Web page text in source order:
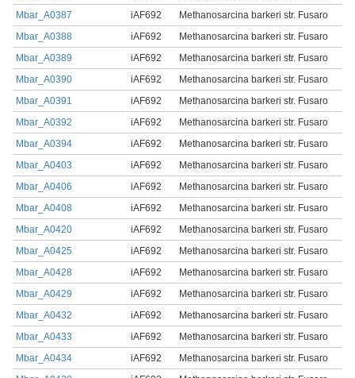
Mbar_A0387
iAF692
Methanosarcina barkeri str. Fusaro
Mbar_A0388
iAF692
Methanosarcina barkeri str. Fusaro
Mbar_A0389
iAF692
Methanosarcina barkeri str. Fusaro
Mbar_A0390
iAF692
Methanosarcina barkeri str. Fusaro
Mbar_A0391
iAF692
Methanosarcina barkeri str. Fusaro
Mbar_A0392
iAF692
Methanosarcina barkeri str. Fusaro
Mbar_A0394
iAF692
Methanosarcina barkeri str. Fusaro
Mbar_A0403
iAF692
Methanosarcina barkeri str. Fusaro
Mbar_A0406
iAF692
Methanosarcina barkeri str. Fusaro
Mbar_A0408
iAF692
Methanosarcina barkeri str. Fusaro
Mbar_A0420
iAF692
Methanosarcina barkeri str. Fusaro
Mbar_A0425
iAF692
Methanosarcina barkeri str. Fusaro
Mbar_A0428
iAF692
Methanosarcina barkeri str. Fusaro
Mbar_A0429
iAF692
Methanosarcina barkeri str. Fusaro
Mbar_A0432
iAF692
Methanosarcina barkeri str. Fusaro
Mbar_A0433
iAF692
Methanosarcina barkeri str. Fusaro
Mbar_A0434
iAF692
Methanosarcina barkeri str. Fusaro